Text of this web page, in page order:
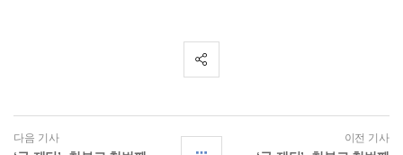
다음 기사 이전 기사